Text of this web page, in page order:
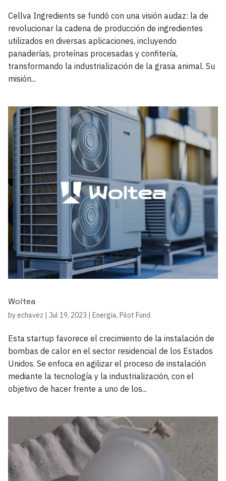
Cellva Ingredients se fundó con una visión audaz: la de
revolucionar la cadena de producción de ingredientes
utilizados en diversas aplicaciones, incluyendo
panaderías, proteínas procesadas y confitería,
transformando la industrialización de la grasa animal. Su
misión...
Woltea
by echavez | Jul 19, 2023 | Energía, Pilot Fund
Esta startup favorece el crecimiento de la instalación de
bombas de calor en el sector residencial de los Estados
Unidos. Se enfoca en agilizar el proceso de instalación
mediante la tecnología y la industrialización, con el
objetivo de hacer frente a uno de los...